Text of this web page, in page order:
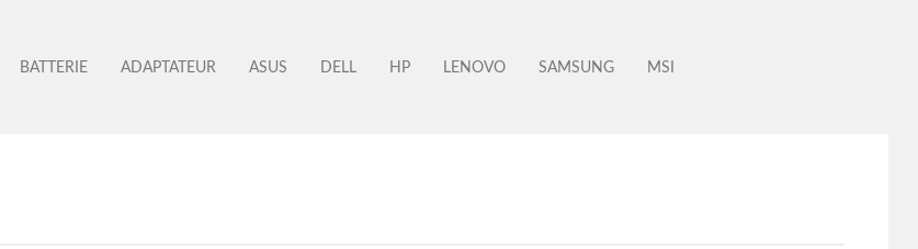
BATTERIE ADAPTATEUR ASUS DELL HP LENOVO SAMSUNG MSI